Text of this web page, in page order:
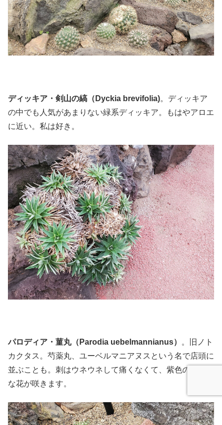
ディッキア・剣山の縞（Dyckia brevifolia)。ディッキア
の中でも人気があまりない緑系ディッキア。もはやアロエ
に近い。私は好き。
パロディア・菫丸（Parodia uebelmannianus）
。旧ノト
カクタス。芍薬丸、ユーベルマニアヌスという名で店頭に
並ぶことも。刺はウネウネして痛くなくて、紫色のきれい
な花が咲きます。